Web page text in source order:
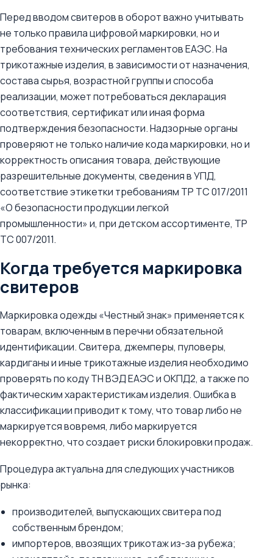
Перед вводом свитеров в оборот важно учитывать
не только правила цифровой маркировки, но и
требования технических регламентов ЕАЭС. На
трикотажные изделия, в зависимости от назначения,
состава сырья, возрастной группы и способа
реализации, может потребоваться декларация
соответствия, сертификат или иная форма
подтверждения безопасности. Надзорные органы
проверяют не только наличие кода маркировки, но и
корректность описания товара, действующие
разрешительные документы, сведения в УПД,
соответствие этикетки требованиям ТР ТС 017/2011
«О безопасности продукции легкой
промышленности» и, при детском ассортименте, ТР
ТС 007/2011.
Когда требуется маркировка
свитеров
Маркировка одежды «Честный знак» применяется к
товарам, включенным в перечни обязательной
идентификации. Свитера, джемперы, пуловеры,
кардиганы и иные трикотажные изделия необходимо
проверять по коду ТН ВЭД ЕАЭС и ОКПД2, а также по
фактическим характеристикам изделия. Ошибка в
классификации приводит к тому, что товар либо не
маркируется вовремя, либо маркируется
некорректно, что создает риски блокировки продаж.
Процедура актуальна для следующих участников
рынка:
производителей, выпускающих свитера под
собственным брендом;
импортеров, ввозящих трикотаж из-за рубежа;